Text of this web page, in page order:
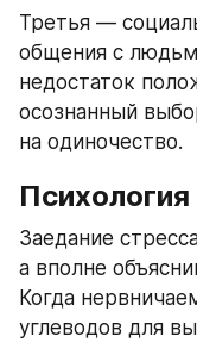
Третья —
общения с
недостаток
осознанный
на одиночество.
Заедание
а вполне
Когда
углеводов для